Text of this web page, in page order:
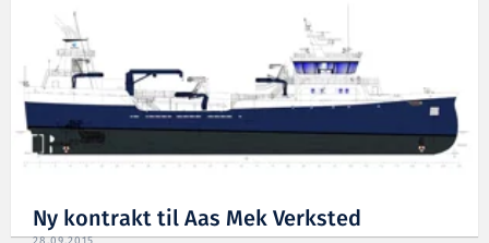
Ny kontrakt til Aas Mek Verksted